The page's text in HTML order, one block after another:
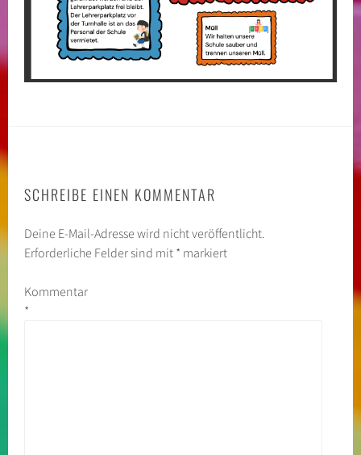
SCHREIBE EINEN KOMMENTAR
Deine E-Mail-Adresse wird nicht veröffentlicht.
Erforderliche Felder sind mit * markiert
Kommentar
*